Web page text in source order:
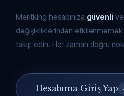
Meritking hesabınıza güvenli ve
değişikliklerinden etkilenmemek
takip edin. Her zaman doğru
Hesabıma Giriş Yap